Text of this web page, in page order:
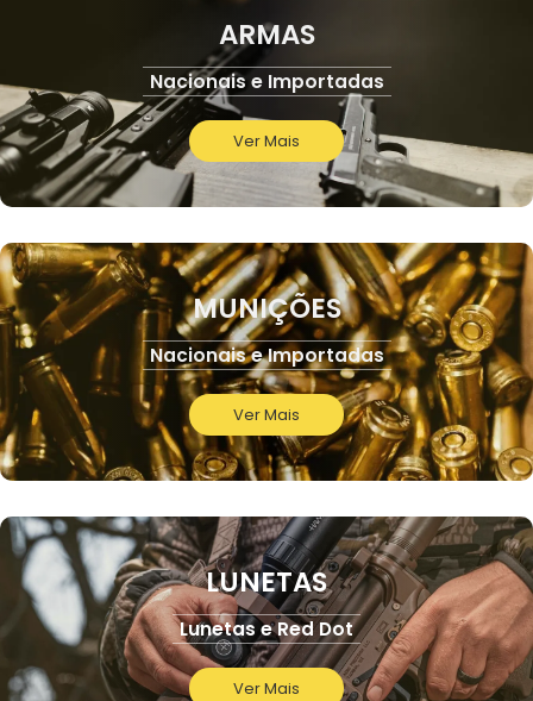
ARMAS
Nacionais e Importadas
Ver Mais
MUNIÇÕES
Nacionais e Importadas
Ver Mais
LUNETAS
Lunetas e Red Dot
Ver Mais